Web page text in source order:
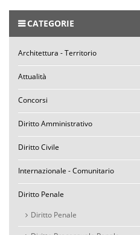
CATEGORIE
Architettura - Territorio
Attualità
Concorsi
Diritto Amministrativo
Diritto Civile
Internazionale - Comunitario
Diritto Penale
Diritto Penale